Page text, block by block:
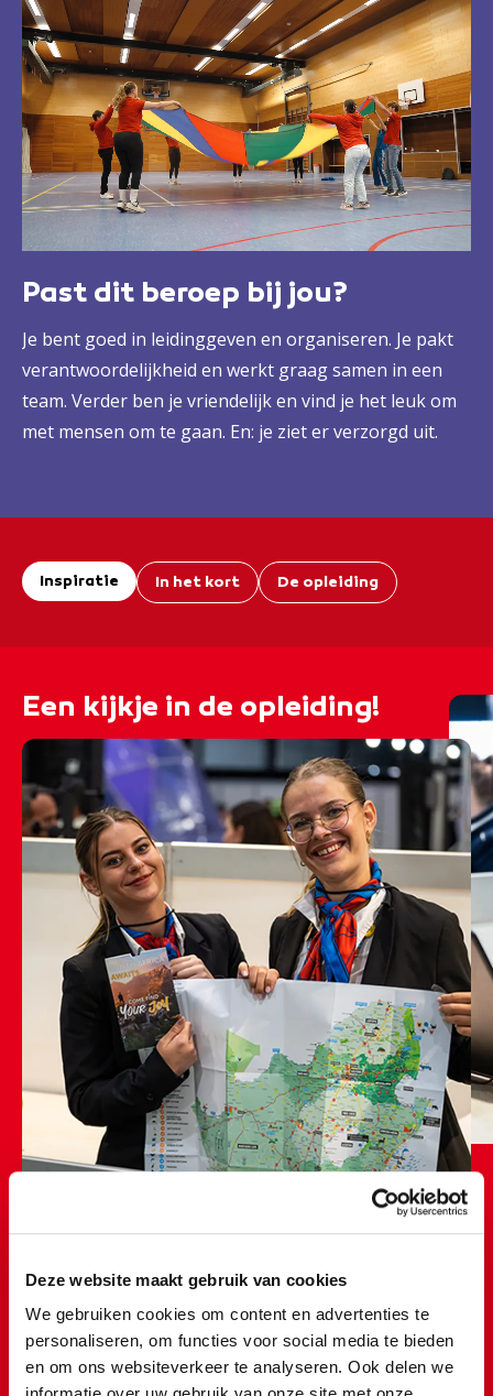
Deze website maakt gebruik van cookies
We gebruiken cookies om content en advertenties te
personaliseren, om functies voor social media te bieden
en om ons websiteverkeer te analyseren. Ook delen we
ervaring voor de gasten.
Past dit beroep bij jou?
Je bent goed in leidinggeven en organiseren. Je pakt
verantwoordelijkheid en werkt graag samen in een
team. Verder ben je vriendelijk en vind je het leuk om
met mensen om te gaan. En: je ziet er verzorgd uit.
Inspiratie In het kort De opleiding
Een kijkje in de opleiding!
Van organiseren tot uitvoeren... Alles komt
@rocvantwente
𝐎𝐥𝐚 𝐨𝐥𝐞 𝐨𝐥𝐞𝐞ⵑ 🕺🏼💃🏼 Eén groot feest tijdens de